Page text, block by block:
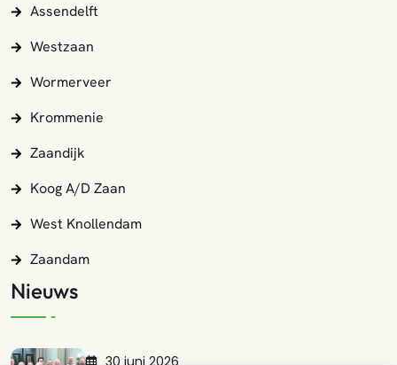
Assendelft
Westzaan
Wormerveer
Krommenie
Zaandijk
Koog A/d Zaan
West Knollendam
Zaandam
Nieuws